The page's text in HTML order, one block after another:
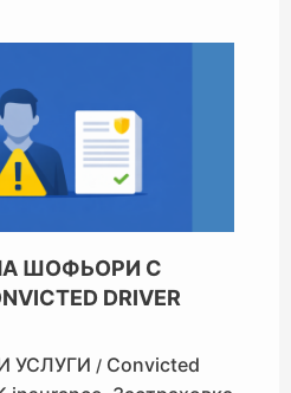
ШОФЬОРИ С
DRIVER
УСЛУГИ / Convicted